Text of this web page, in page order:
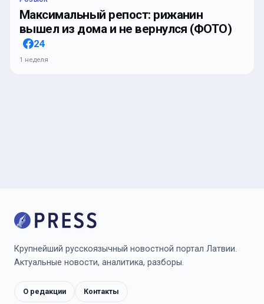
Максимальный репост: рижанин
вышел из дома и не вернулся (ФОТО)
24
1 неделя
Крупнейший русскоязычный новостной портал Латвии.
Актуальные новости, аналитика, разборы.
О редакции Контакты